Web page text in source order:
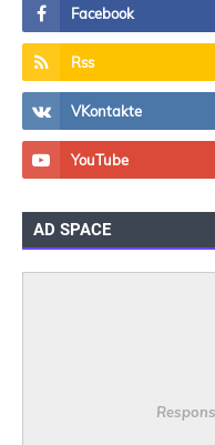
AD SPACE